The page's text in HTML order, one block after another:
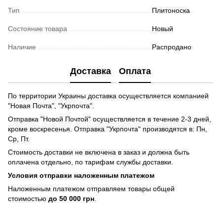
Тип Плитоноска
Состояние товара Новый
Наличие Распродано
Доставка Оплата
По территории Украины доставка осуществляется компанией
"Новая Почта", "Укрпочта".
Отправка "Новой Почтой" осуществляется в течение 2-3 дней,
кроме воскресенья. Отправка "Укрпочта" производятся в: Пн,
Ср, Пт.
Стоимость доставки не включена в заказ и должна быть
оплачена отдельно, по тарифам службы доставки.
Условия отправки наложенным платежом
Наложенным платежом отправляем товары общей
стоимостью до 50 000 грн